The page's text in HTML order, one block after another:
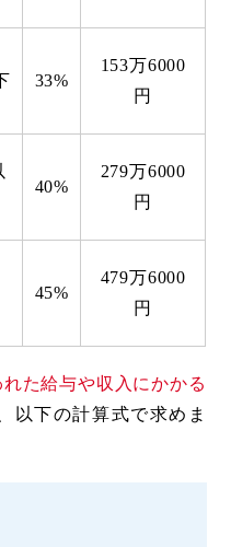
33%
153万6000
円
40%
279万6000
円
45%
479万6000
円
た給与や収入にかかる
以下の計算式で求めま